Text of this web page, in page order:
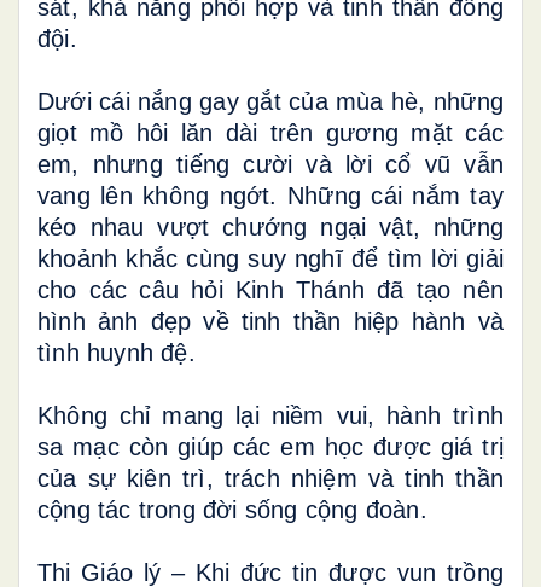
sát, khả năng phối hợp và tinh thần đồng
đội.
Dưới cái nắng gay gắt của mùa hè, những
giọt mồ hôi lăn dài trên gương mặt các
em, nhưng tiếng cười và lời cổ vũ vẫn
vang lên không ngớt. Những cái nắm tay
kéo nhau vượt chướng ngại vật, những
khoảnh khắc cùng suy nghĩ để tìm lời giải
cho các câu hỏi Kinh Thánh đã tạo nên
hình ảnh đẹp về tinh thần hiệp hành và
tình huynh đệ.
Không chỉ mang lại niềm vui, hành trình
sa mạc còn giúp các em học được giá trị
của sự kiên trì, trách nhiệm và tinh thần
cộng tác trong đời sống cộng đoàn.
Thi Giáo lý – Khi đức tin được vun trồng